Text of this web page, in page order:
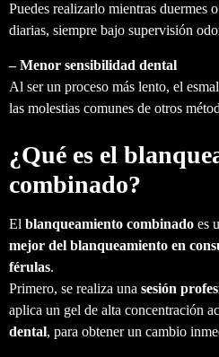
Puedes realizarlo mientras duermes
diarias, siempre bajo supervisión
– Menor sensibilidad dental
Al ser un proceso más lento, el
las molestias comunes de otros
¿Qué es el
combinado?
El blanqueamiento combinado es
mejor del blanqueamiento en
férulas.
Primero, se realiza una sesión
aplica un gel de alta concentración
dental, para obtener un cambio